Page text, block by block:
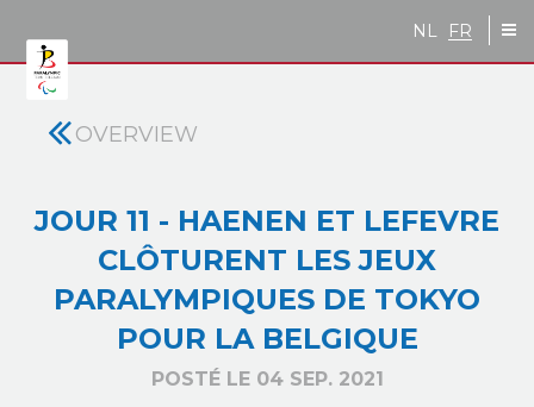
NL FR
OVERVIEW
JOUR 11 - HAENEN ET LEFEVRE
CLÔTURENT LES JEUX
PARALYMPIQUES DE TOKYO
POUR LA BELGIQUE
POSTÉ LE 04 SEP. 2021